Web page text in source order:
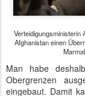
Verteidigungsministerin
Afghanistan einen
Man habe
Obergrenzen
eingebaut. Damit